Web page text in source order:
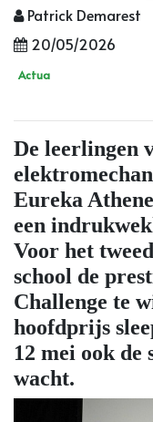
Patrick Demarest
20/05/2026
Actua
De leerlingen
Eureka
een
Voor het
school de
Challenge te
hoofdprijs
12 mei ook de
wacht.